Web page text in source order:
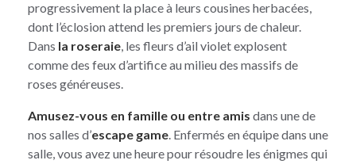
progressivement la place à leurs cousines herbacées,
dont l’éclosion attend les premiers jours de chaleur.
Dans la roseraie, les fleurs d’ail violet explosent
comme des feux d’artifice au milieu des massifs de
roses généreuses.
Amusez-vous en famille ou entre amis dans une de
nos salles d’escape game. Enfermés en équipe dans une
salle, vous avez une heure pour résoudre les énigmes qui